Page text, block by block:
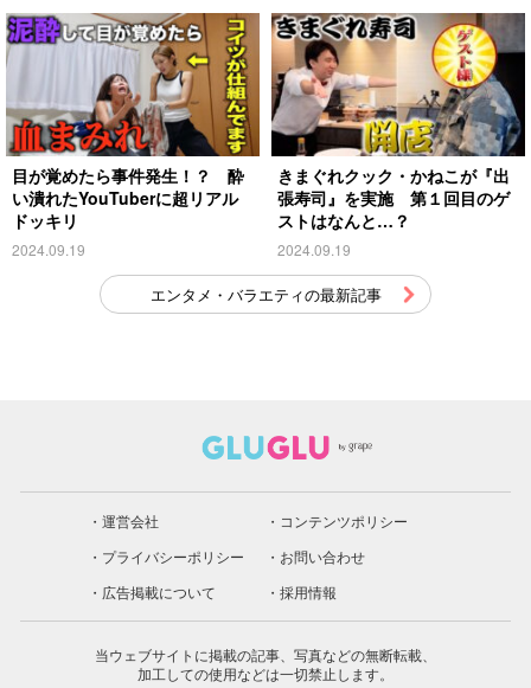
目が覚めたら事件発生！？ 酔
い潰れたYouTuberに超リアル
ドッキリ
2024.09.19
きまぐれクック・かねこが『出
張寿司』を実施 第１回目のゲ
ストはなんと…？
2024.09.19
エンタメ・バラエティの最新記事
運営会社
コンテンツポリシー
プライバシーポリシー
お問い合わせ
広告掲載について
採用情報
当ウェブサイトに掲載の記事、写真などの無断転載、
加工しての使用などは一切禁止します。